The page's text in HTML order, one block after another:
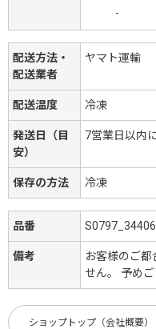
-
配送方法・
配送業者
ヤマト運輸
配送温度 冷凍
発送日（目
安）
7営業日以内
保存の方法 冷凍
品番
備考
お客様のご
せん。 予めご
ショップトップ（会社概要）